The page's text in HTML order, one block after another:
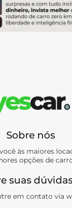
Sobre nós
às maiores
opções de
suas
em contato via